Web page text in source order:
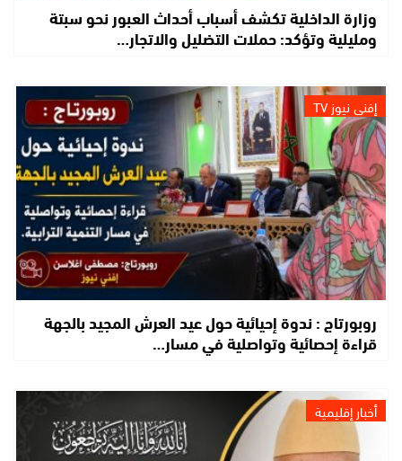
وزارة الداخلية تكشف أسباب أحداث العبور نحو سبتة
ومليلية وتؤكد: حملات التضليل والاتجار…
إفني نيوز TV
روبورتاج : ندوة إحيائية حول عيد العرش المجيد بالجهة
قراءة إحصائية وتواصلية في مسار…
أخبار إقليمية